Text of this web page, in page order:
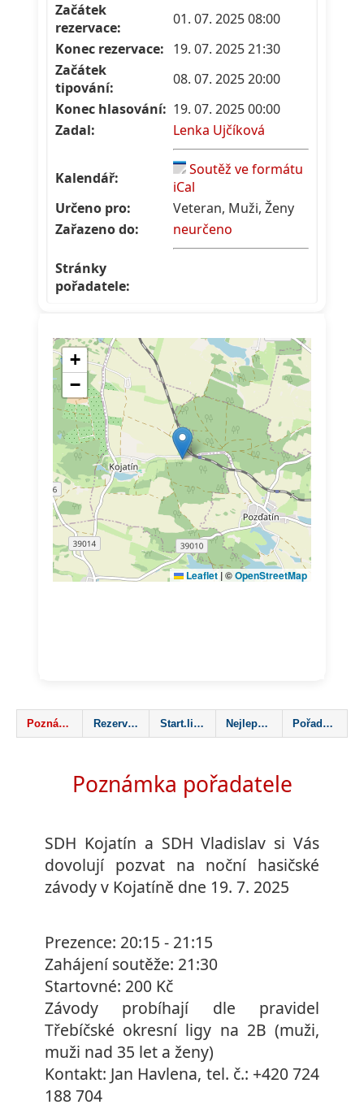
Začátek
rezervace:
01. 07. 2025 08:00
Konec rezervace: 19. 07. 2025 21:30
Začátek
tipování:
08. 07. 2025 20:00
Konec hlasování: 19. 07. 2025 00:00
Zadal:
Lenka Ujčíková
Kalendář:
Soutěž ve formátu
iCal
Určeno pro:
Veteran, Muži, Ženy
Zařazeno do:
neurčeno
Stránky
pořadatele:
Poznámka Rezervace mapa Start.listina Nejlepší výsledky Pořadatel
Poznámka pořadatele
SDH Kojatín a SDH Vladislav si Vás
dovolují pozvat na noční hasičské
závody v Kojatíně dne 19. 7. 2025
Prezence: 20:15 - 21:15
Zahájení soutěže: 21:30
Startovné: 200 Kč
Závody probíhají dle pravidel
Třebíčské okresní ligy na 2B (muži,
muži nad 35 let a ženy)
Kontakt: Jan Havlena, tel. č.: +420 724
188 704